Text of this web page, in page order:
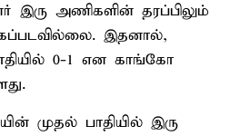
இரு அணிகளின் தரப்பிலும்
இதனால்,
0-1 என காங்கோ
முதல் பாதியில் இரு